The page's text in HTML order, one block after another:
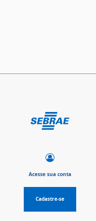
Acesse sua conta
Cadastre-se